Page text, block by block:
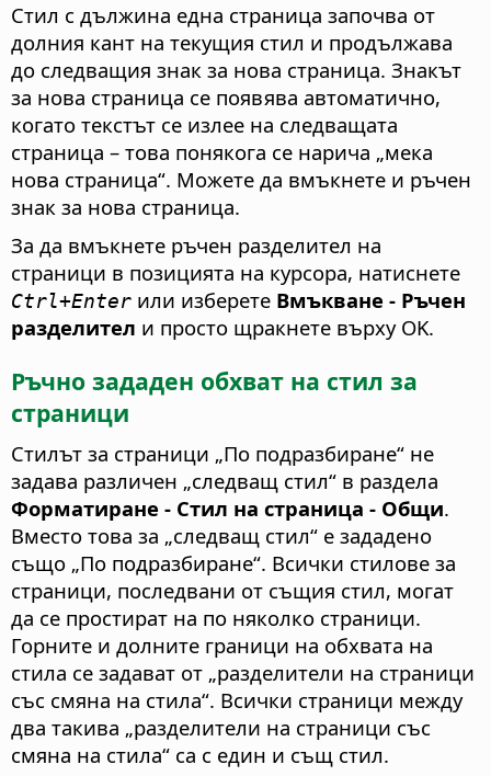
Стил с дължина една страница започва от
долния кант на текущия стил и продължава
до следващия знак за нова страница. Знакът
за нова страница се появява автоматично,
когато текстът се излее на следващата
страница – това понякога се нарича „мека
нова страница“. Можете да вмъкнете и ръчен
знак за нова страница.
За да вмъкнете ръчен разделител на
страници в позицията на курсора, натиснете
Ctrl+Enter или изберете Вмъкване - Ръчен
разделител и просто щракнете върху OK.
Ръчно зададен обхват на стил за
страници
Стилът за страници „По подразбиране“ не
задава различен „следващ стил“ в раздела
Форматиране - Стил на страница - Общи.
Вместо това за „следващ стил“ е зададено
също „По подразбиране“. Всички стилове за
страници, последвани от същия стил, могат
да се простират на по няколко страници.
Горните и долните граници на обхвата на
стила се задават от „разделители на страници
със смяна на стила“. Всички страници между
два такива „разделители на страници със
смяна на стила“ са с един и същ стил.